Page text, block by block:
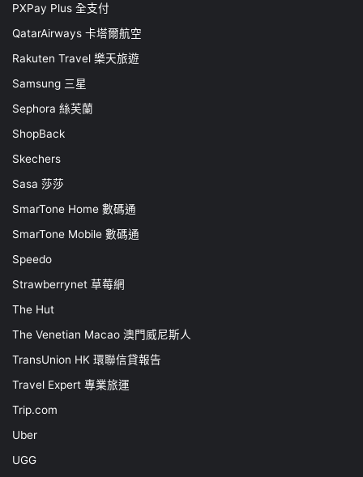
PXPay Plus 全支付
QatarAirways 卡塔爾航空
Rakuten Travel 樂天旅遊
Samsung 三星
Sephora 絲芙蘭
ShopBack
Skechers
Sasa 莎莎
SmarTone Home 數碼通
SmarTone Mobile 數碼通
Speedo
Strawberrynet 草莓網
The Hut
The Venetian Macao 澳門威尼斯人
TransUnion HK 環聯信貸報告
Travel Expert 專業旅運
Trip.com
Uber
UGG